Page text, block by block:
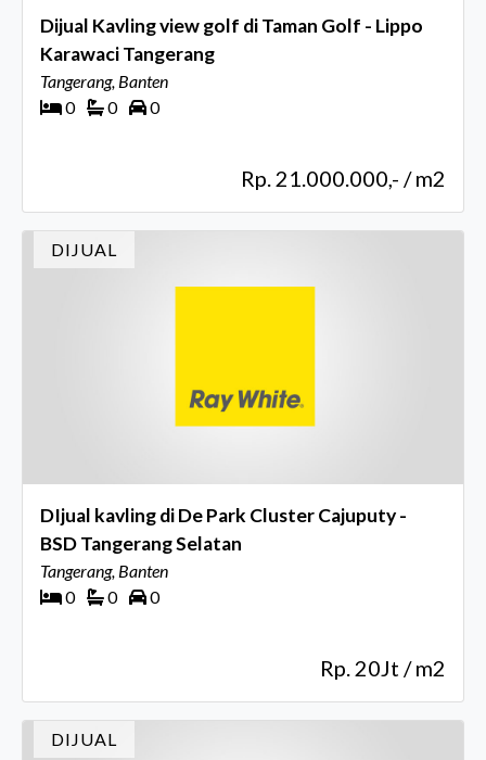
Dijual Kavling view golf di Taman Golf - Lippo
Karawaci Tangerang
Tangerang, Banten
0
0 0
Rp. 21.000.000,- / m2
DIJUAL
DIjual kavling di De Park Cluster Cajuputy -
BSD Tangerang Selatan
Tangerang, Banten
0
0 0
Rp. 20Jt / m2
DIJUAL